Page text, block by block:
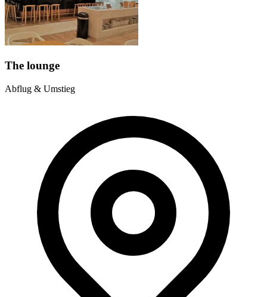
The lounge
Abflug & Umstieg